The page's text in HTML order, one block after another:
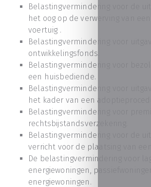
Belastingvermindering voor de
het oog op de verwerving van een
voertuig .
Belastingvermindering voor
ontwikkelingsfonds.
Belastingvermindering voor
een huisbediende.
Belastingvermindering voor
het kader van een
Belastingvermindering voor
rechtsbijstandsverzekering.
Belastingvermindering voor de
verricht voor de plaatsing van
De belastingvermindering voor
energiewoningen,
energiewoningen.